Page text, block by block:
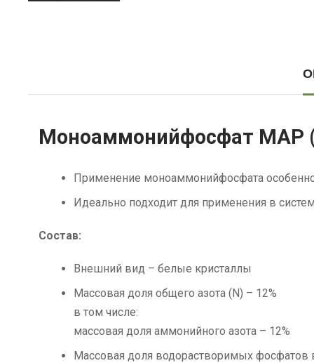
Моноаммонийфосфат MAP
Применение моноаммонийфосфата
Идеально подходит для применения в
Состав:
Внешний вид – белые кристаллы
Массовая доля общего азота (N) – 12%
в том числе:
массовая доля аммонийного азота – 12%
Массовая доля водорастворимых фосфатов